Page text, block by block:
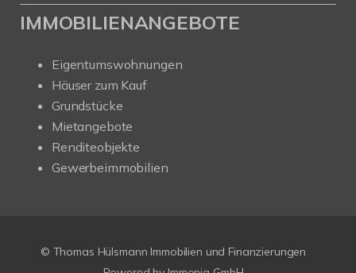
IMMOBILIENANGEBOTE
Eigentumswohnungen
Häuser zum Kauf
Grundstücke
Mietangebote
Renditeobjekte
Gewerbeimmobilien
© Thomas Hülsmann Immobilien und Finanzierungen